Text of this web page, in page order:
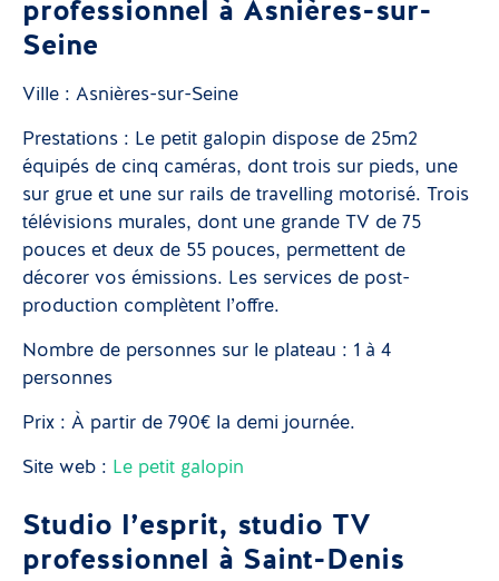
professionnel à Asnières-sur-
Seine
Ville : Asnières-sur-Seine
Prestations : Le petit galopin dispose de 25m2
équipés de cinq caméras, dont trois sur pieds, une
sur grue et une sur rails de travelling motorisé. Trois
télévisions murales, dont une grande TV de 75
pouces et deux de 55 pouces, permettent de
décorer vos émissions. Les services de post-
production complètent l’offre.
Nombre de personnes sur le plateau : 1 à 4
personnes
Prix : À partir de 790€ la demi journée.
Site web : Le petit galopin
Studio l’esprit, studio TV
professionnel à Saint-Denis